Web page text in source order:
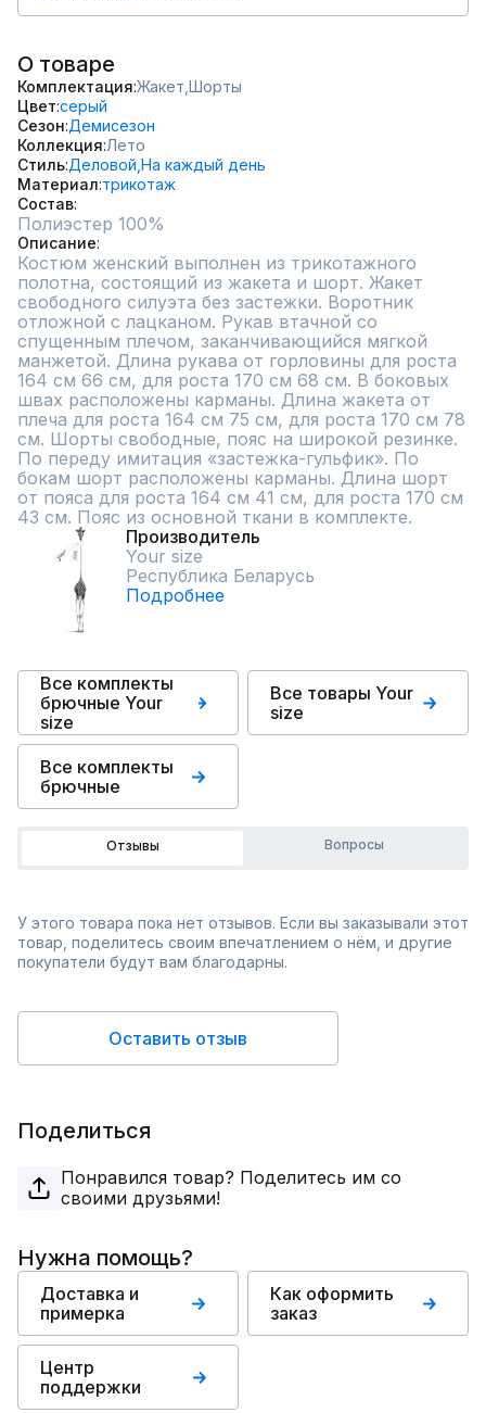
О товаре
Комплектация Жакет, Шорты
Цвет серый
Сезон Демисезон
Коллекция Лето
Стиль Деловой, На каждый день
Материал трикотаж
Состав
Полиэстер 100%
Описание
Костюм женский выполнен из трикотажного
полотна, состоящий из жакета и шорт. Жакет
свободного силуэта без застежки. Воротник
отложной с лацканом. Рукав втачной со
спущенным плечом, заканчивающийся мягкой
манжетой. Длина рукава от горловины для роста
164 см 66 см, для роста 170 см 68 см. В боковых
швах расположены карманы. Длина жакета от
плеча для роста 164 см 75 см, для роста 170 см 78
см. Шорты свободные, пояс на широкой резинке.
По переду имитация «застежка-гульфик». По
бокам шорт расположены карманы. Длина шорт
от пояса для роста 164 см 41 см, для роста 170 см
43 см. Пояс из основной ткани в комплекте.
Производитель
Your size
Республика Беларусь
Подробнее
Все комплекты
брючные Your
size
Все товары Your
size
Все комплекты
брючные
Отзывы Вопросы
У этого товара пока нет отзывов. Если вы заказывали этот
товар, поделитесь своим впечатлением о нём, и другие
покупатели будут вам благодарны.
Оставить отзыв
Поделиться
Понравился товар? Поделитесь им со
своими друзьями!
Нужна помощь?
Доставка и
примерка
Как оформить
заказ
Центр
поддержки